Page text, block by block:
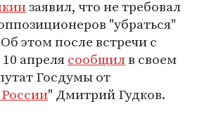
заявил, что не требовал
"убраться"
этом после встречи с
апрелясообщилв своем
Госдумы от
" Дмитрий Гудков.